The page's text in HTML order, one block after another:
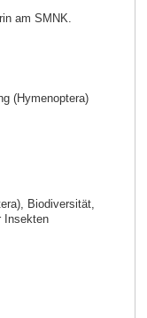
am SMNK.
(Hymenoptera)
Biodiversität,
Insekten